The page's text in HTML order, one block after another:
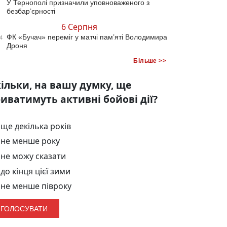
У Тернополі призначили уповноваженого з
безбар’єрності
6 Серпня
ФК «Бучач» переміг у матчі пам’яті Володимира
Дроня
Більше >>
на вашу думку, ще
активні бойові дії?
ще декілька років
не менше року
не можу сказати
до кінця цієї зими
не менше півроку